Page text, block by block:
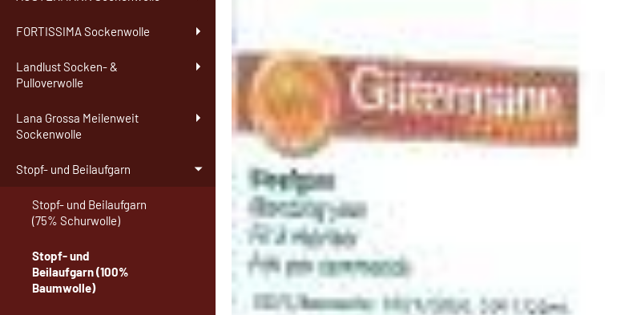
FORTISSIMA Sockenwolle
Landlust Socken- &
Pulloverwolle
Lana Grossa Meilenweit
Sockenwolle
Stopf- und Beilaufgarn
Stopf- und Beilaufgarn
(75% Schurwolle)
Stopf- und
Beilaufgarn (100%
Baumwolle)